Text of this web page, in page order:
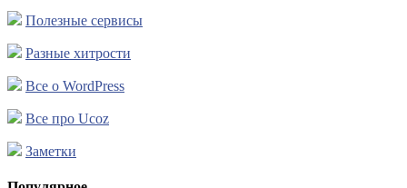
Полезные сервисы
Разные хитрости
Все о WordPress
Все про Ucoz
Заметки